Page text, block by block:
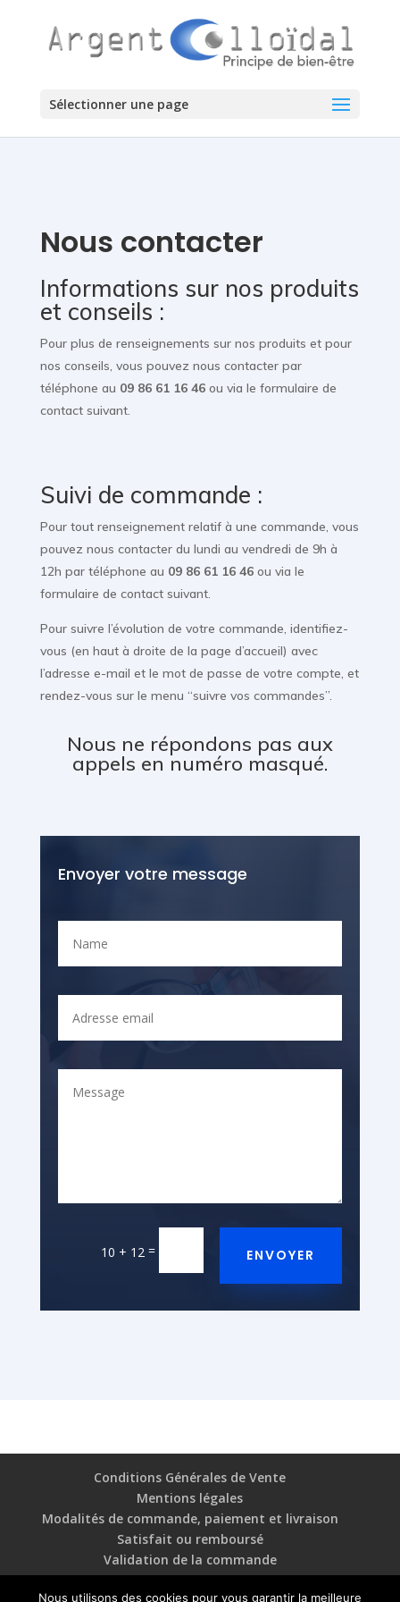
Sélectionner une page
Nous contacter
Informations sur nos produits
et conseils :
Pour plus de renseignements sur nos produits et pour
nos conseils, vous pouvez nous contacter par
téléphone au 09 86 61 16 46ou via le formulaire de
contact suivant.
Suivi de commande :
Pour tout renseignement relatif à une commande, vous
pouvez nous contacter du lundi au vendredi de 9h à
12h par téléphone au 09 86 61 16 46ou via le
formulaire de contact suivant.
Pour suivre l’évolution de votre commande, identifiez-
vous (en haut à droite de la page d’accueil) avec
l’adresse e-mail et le mot de passe de votre compte, et
rendez-vous sur le menu “suivre vos commandes”.
Nous ne répondons pas aux
appels en numéro masqué.
Envoyer votre message
10 + 12 = ENVOYER
Conditions Générales de Vente
Mentions légales
Modalités de commande, paiement et livraison
Satisfait ou remboursé
Validation de la commande
Nous utilisons des cookies pour vous garantir la meilleure